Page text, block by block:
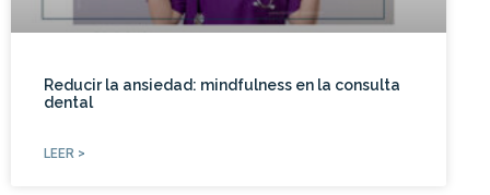
Reducir la ansiedad: mindfulness en la consulta
dental
LEER >